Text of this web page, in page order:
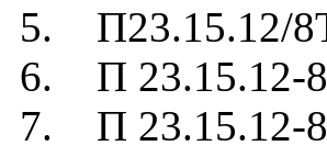
5. П23.15.12/
6. П 23.15.12-
7. П 23.15.12-